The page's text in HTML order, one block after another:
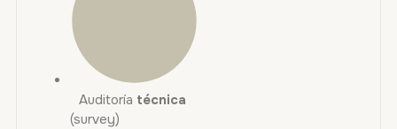
Auditoría técnica
(survey)